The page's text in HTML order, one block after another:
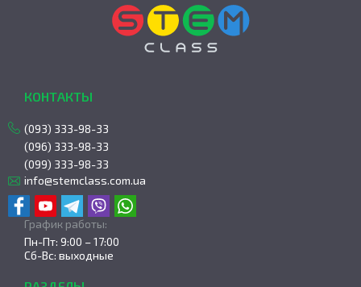
КОНТАКТЫ
(093) 333-98-33
(096) 333-98-33
(099) 333-98-33
info@stemclass.com.ua
График работы:
Пн-Пт: 9:00 – 17:00
Сб-Вс: выходные